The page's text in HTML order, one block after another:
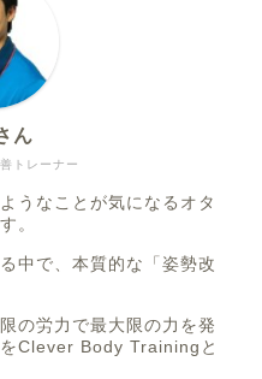
トレーナー
ん
うなことが気になるオタ
。
中で、本質的な「姿勢改
の労力で最大限の力を発
Clever Body Trainingと